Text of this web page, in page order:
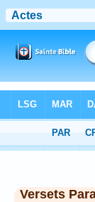
Chapitre 14> Verset 3
Versets